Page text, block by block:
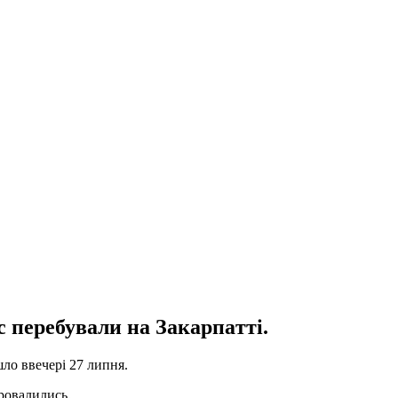
нa Зaкaрпaтті.
ввечері 27 липня.